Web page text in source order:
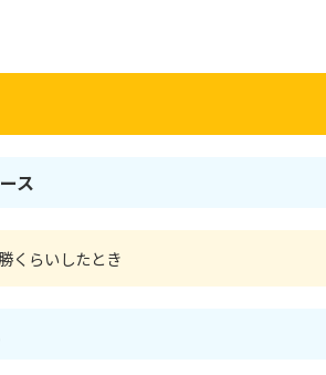
ス
くらいしたとき